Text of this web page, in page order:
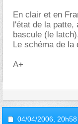
En clair et en
l'état de la patte,
bascule (le
Le schéma de
A+
04/04/2006, 20h58